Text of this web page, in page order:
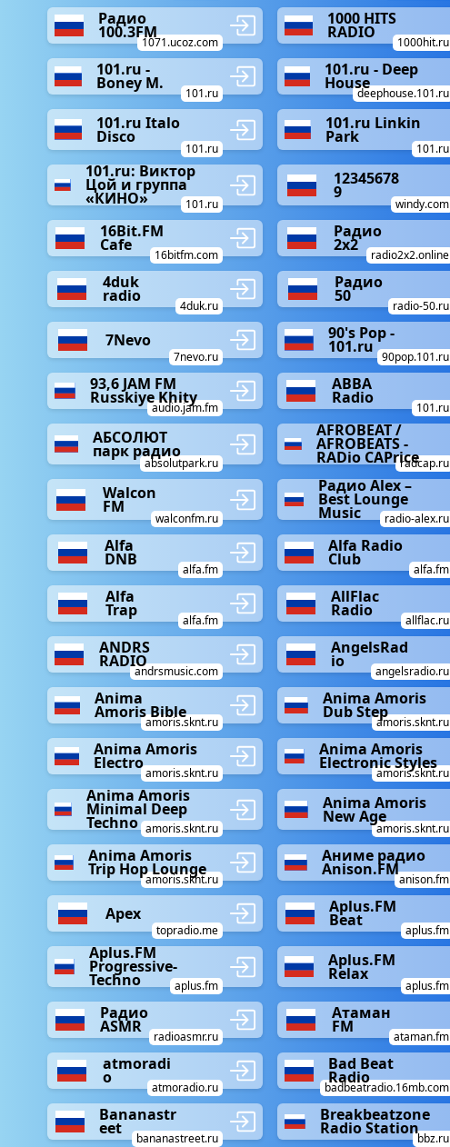
Радио
100.3FM
1071.ucoz.com
1000 HITS
RADIO
1000hit.ru
101.ru -
Boney M.
101.ru
101.ru - Deep
House
deephouse.101.ru
101.ru Italo
Disco
101.ru
101.ru Linkin
Park
101.ru
101.ru: Виктор
Цой и группа
«КИНО» 101.ru
12345678
9
windy.com
16Bit.FM
Cafe
16bitfm.com
Радио
2x2
radio2x2.online
4duk
radio
4duk.ru
Радио
50
radio-50.ru
7Nevo
7nevo.ru
90's Pop -
101.ru
90pop.101.ru
93,6 JAM FM
Russkiye Khity
audio.jam.fm
ABBA
Radio
101.ru
АБСОЛЮТ
парк радио
absolutpark.ru
AFROBEAT /
AFROBEATS -
RADio CAPriceradcap.ru
Walcon
FM
walconfm.ru
Радио Alex –
Best Lounge
Music radio-alex.ru
Alfa
DNB
alfa.fm
Alfa Radio
Club
alfa.fm
Alfa
Trap
alfa.fm
AllFlac
Radio
allflac.ru
ANDRS
RADIO
andrsmusic.com
AngelsRad
io
angelsradio.ru
Anima
Amoris Bible
amoris.sknt.ru
Anima Amoris
Dub Step
amoris.sknt.ru
Anima Amoris
Electro
amoris.sknt.ru
Anima Amoris
Electronic Styles
amoris.sknt.ru
Anima Amoris
Minimal Deep
Techno amoris.sknt.ru
Anima Amoris
New Age
amoris.sknt.ru
Anima Amoris
Trip Hop Lounge
amoris.sknt.ru
Аниме радио
Anison.FM
anison.fm
Apex
topradio.me
Aplus.FM
Beat
aplus.fm
Aplus.FM
Progressive-
Techno aplus.fm
Aplus.FM
Relax
aplus.fm
Радио
ASMR
radioasmr.ru
Атаман
FM
ataman.fm
atmoradi
o
atmoradio.ru
Bad Beat
Radio
badbeatradio.16mb.com
Bananastr
eet
bananastreet.ru
Breakbeatzone
Radio Station
bbz.ru